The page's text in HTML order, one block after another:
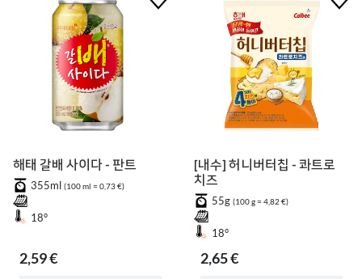
해태 갈배 사이다 - 판트
355ml (100 ml = 0,73 €)
18°
2,59 €
[내수] 허니버터칩 - 콰트로
치즈
55g (100 g = 4,82 €)
18°
2,65 €